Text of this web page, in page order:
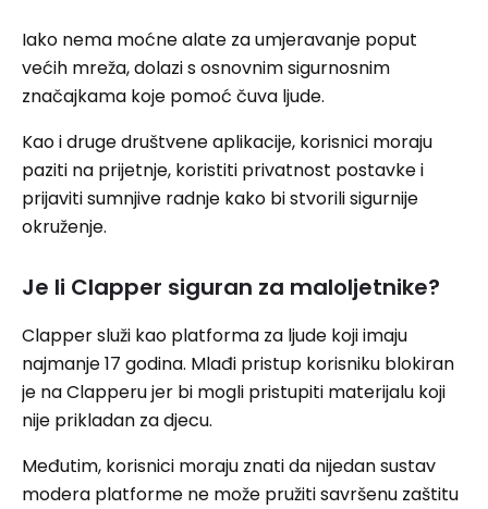
Iako nema moćne alate za umjeravanje poput
većih mreža, dolazi s osnovnim sigurnosnim
značajkama koje pomoć čuva ljude.
Kao i druge društvene aplikacije, korisnici moraju
paziti na prijetnje, koristiti privatnost postavke i
prijaviti sumnjive radnje kako bi stvorili sigurnije
okruženje.
Je li Clapper siguran za maloljetnike?
Clapper služi kao platforma za ljude koji imaju
najmanje 17 godina. Mlađi pristup korisniku blokiran
je na Clapperu jer bi mogli pristupiti materijalu koji
nije prikladan za djecu.
Međutim, korisnici moraju znati da nijedan sustav
modera platforme ne može pružiti savršenu zaštitu